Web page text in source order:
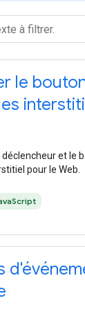
le
et le
pour le Web.